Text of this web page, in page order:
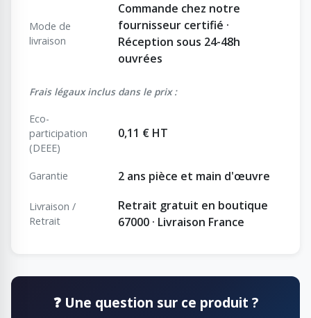
Mode de
livraison
Commande chez notre
fournisseur certifié ·
Réception sous 24-48h
ouvrées
Frais légaux inclus dans le prix :
Eco-
participation
(DEEE)
0,11 € HT
Garantie 2 ans pièce et main d'œuvre
Livraison /
Retrait
Retrait gratuit en boutique
67000 · Livraison France
❓ Une question sur ce produit ?